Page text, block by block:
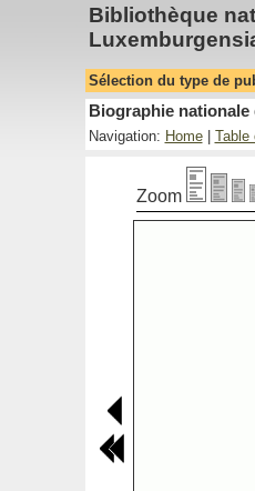
Bibliothèque
Sélection du type de
Biographie nationale
Navigation: Home| Table
Zoom